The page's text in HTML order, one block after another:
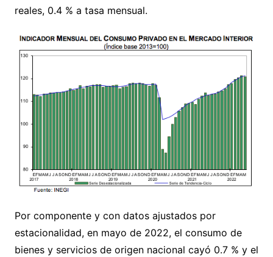
reales, 0.4 % a tasa mensual.
Por componente y con datos ajustados por
estacionalidad, en mayo de 2022, el consumo de
bienes y servicios de origen nacional cayó 0.7 % y el